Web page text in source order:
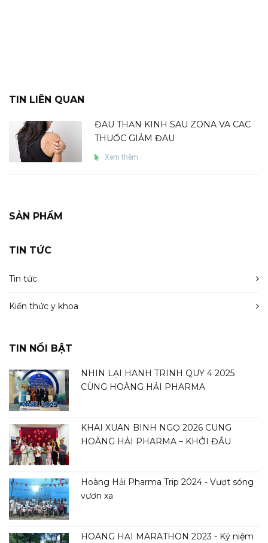
TIN LIÊN QUAN
ĐAU THẦN KINH SAU ZONA VÀ CÁC
THUỐC GIẢM ĐAU
Xem thêm
SẢN PHẨM
TIN TỨC
Tin tức
Kiến thức y khoa
TIN NỔI BẬT
NHÌN LẠI HÀNH TRÌNH QUÝ 4 2025
CÙNG HOÀNG HẢI PHARMA
KHAI XUÂN BÍNH NGỌ 2026 CÙNG
HOÀNG HẢI PHARMA – KHỞI ĐẦU
Hoàng Hải Pharma Trip 2024 - Vượt sóng
vươn xa
HOÀNG HẢI MARATHON 2023 - Kỷ niệm